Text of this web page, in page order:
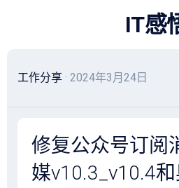
IT感
工作分享 · 2024年3月24日
修复公众号订阅
媒v10.3_v10.4